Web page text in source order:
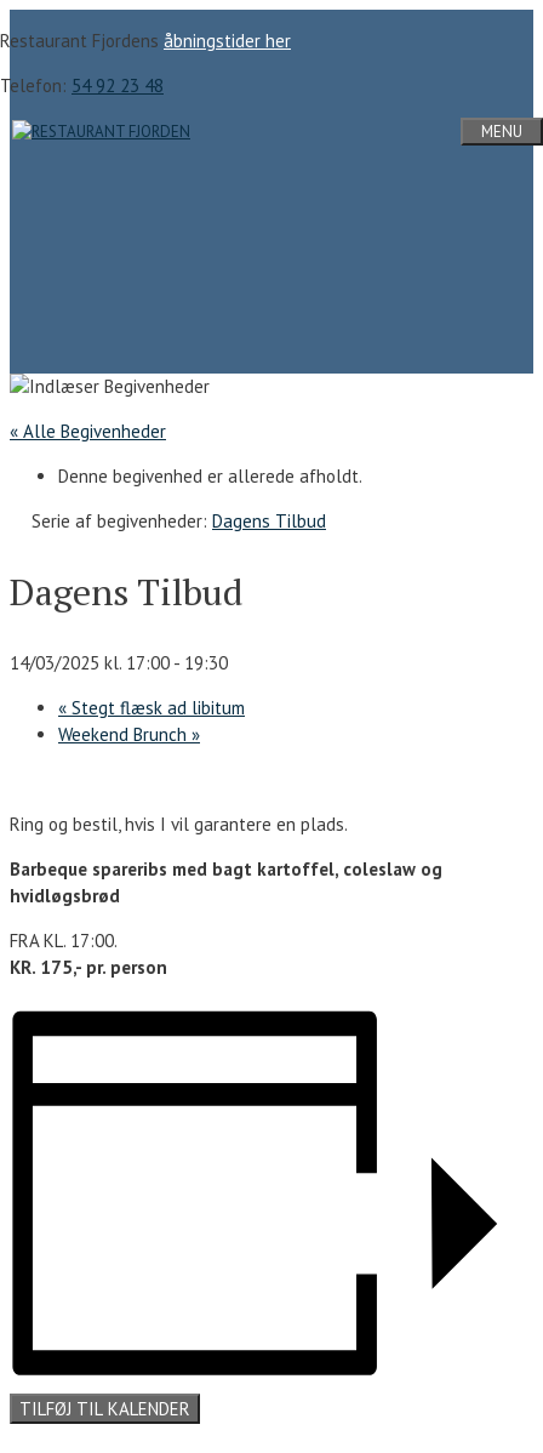
til
indhold
Restaurant Fjordens åbningstider her
Telefon: 54 92 23 48
MENU
« Alle Begivenheder
Denne begivenhed er allerede afholdt.
Serie af begivenheder: Dagens Tilbud
Dagens Tilbud
14/03/2025 kl. 17:00 - 19:30
« Stegt flæsk ad libitum
Weekend Brunch »
Ring og bestil, hvis I vil garantere en plads.
Barbeque spareribs med bagt kartoffel, coleslaw og
hvidløgsbrød
FRA KL. 17:00.
KR. 175,- pr. person
TILFØJ TIL KALENDER